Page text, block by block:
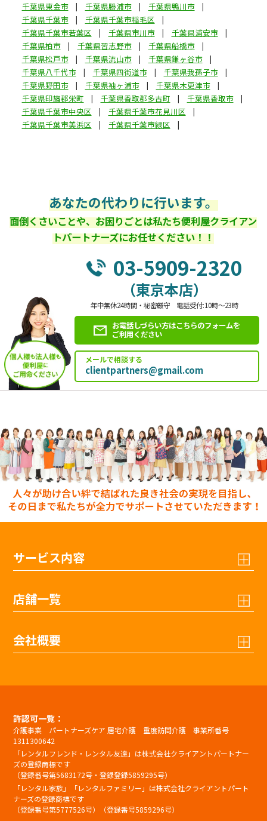
千葉県東金市
千葉県勝浦市
千葉県鴨川市
千葉県千葉市
千葉県千葉市稲毛区
千葉県千葉市若葉区
千葉県市川市
千葉県浦安市
千葉県柏市
千葉県習志野市
千葉県船橋市
千葉県松戸市
千葉県流山市
千葉県鎌ヶ谷市
千葉県八千代市
千葉県四街道市
千葉県我孫子市
千葉県野田市
千葉県袖ヶ浦市
千葉県木更津市
千葉県印旛郡栄町
千葉県香取郡多古町
千葉県香取市
千葉県千葉市中央区
千葉県千葉市花見川区
千葉県千葉市美浜区
千葉県千葉市緑区
あなたの代わりに行います。
面倒くさいことや、お困りごとは私たち便利屋クライアン
トパートナーズにお任せください！！
03-5909-2320
（東京本店）
年中無休24時間・秘密厳守 電話受付:10時～23時
お電話しづらい方はこちらのフォームを
ご利用ください
メールで相談する
clientpartners@gmail.com
サービス内容
店舗一覧
会社概要
許認可一覧：
介護事業 パートナーズケア 居宅介護 重度訪問介護 事業所番号
1311300642
「レンタルフレンド・レンタル友達」は株式会社クライアントパートナー
ズの登録商標です
（登録番号第5683172号・登録登録5859295号）
「レンタル家族」「レンタルファミリー」は株式会社クライアントパート
ナーズの登録商標です
（登録番号第5777526号）（登録番号5859296号）